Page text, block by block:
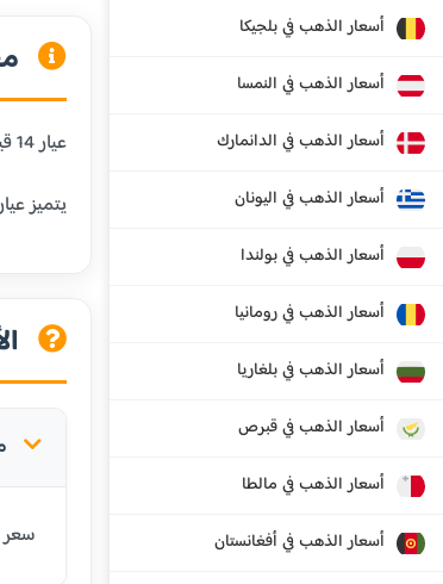
أسعار الذهب في بلجيكا
أسعار الذهب في النمسا
أسعار الذهب في الدانمارك
أسعار الذهب في اليونان
أسعار الذهب في بولندا
أسعار الذهب في رومانيا
أسعار الذهب في بلغاريا
أسعار الذهب في قبرص
أسعار الذهب في مالطا
أسعار الذهب في أفغانستان
عيار 14 قيراط يحتوي على 58.3% من الذهب الخالص و41.7% من المعادن الأخرى. هذا العيار شائع في الولايات المتحدة وأوروبا، ويستخدم في المجوهرات اليومية.
يتميز عيار 14 بمتانة عالية جداً ومقاومة ممتازة للبلى، مما يجعله مناسباً للمجوهرات التي يتم
سعر عيار 14 في غرينادا اليوم هو 219.67 دولار شرق